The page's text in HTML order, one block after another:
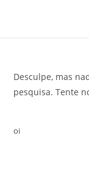
Desculpe, mas
pesquisa. Tente
oi